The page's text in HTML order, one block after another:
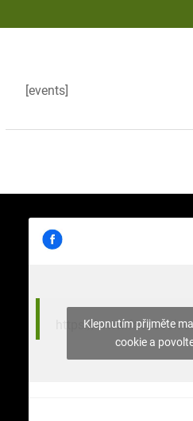
[events]
https://Klepnutím přijměte
cookie a